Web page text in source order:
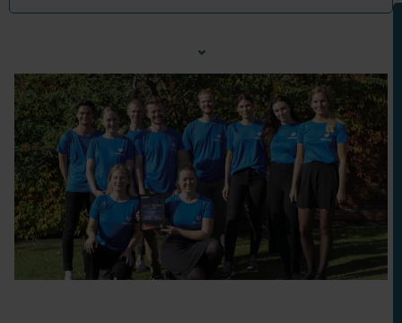
⌄
Nakkesmerter
Bensmerter
Stress